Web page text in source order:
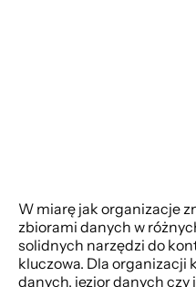
W miarę jak organizacje
zbiorami danych w
solidnych narzędzi do
kluczowa. Dla organizacji
danych, jezior danych